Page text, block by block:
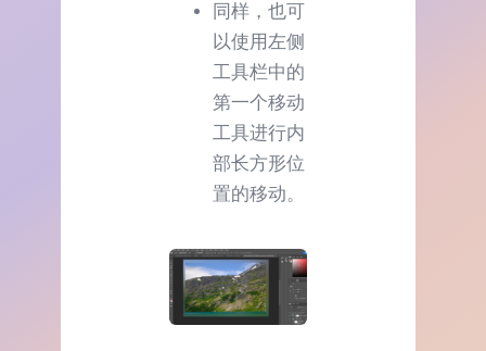
同样，也可
以使用左侧
工具栏中的
第一个移动
工具进行内
部长方形位
置的移动。